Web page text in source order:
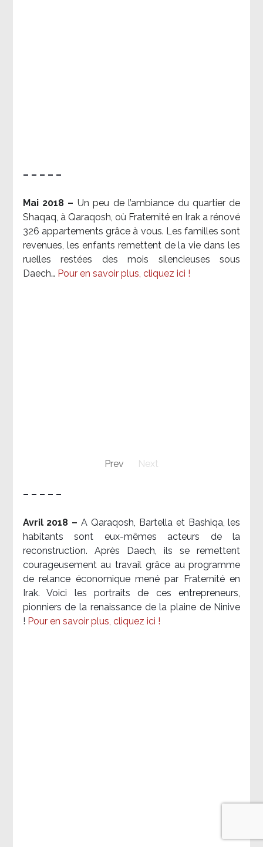
– – – – –
Mai 2018 – Un peu de l’ambiance du quartier de
Shaqaq, à Qaraqosh, où Fraternité en Irak a rénové
326 appartements grâce à vous. Les familles sont
revenues, les enfants remettent de la vie dans les
ruelles restées des mois silencieuses sous
Daech… Pour en savoir plus, cliquez ici !
Prev Next
– – – – –
Avril 2018 –A Qaraqosh, Bartella et Bashiqa, les
habitants sont eux-mêmes acteurs de la
reconstruction. Après Daech, ils se remettent
courageusement au travail grâce au programme
de relance économique mené par Fraternité en
Irak. Voici les portraits de ces entrepreneurs,
pionniers de la renaissance de la plaine de Ninive
! Pour en savoir plus, cliquez ici !